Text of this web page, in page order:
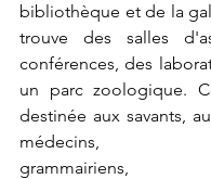
bibliothèque et de la
trouve des salles
conférences, des
un parc zoologique.
destinée aux savants,
médecins,
grammairiens,